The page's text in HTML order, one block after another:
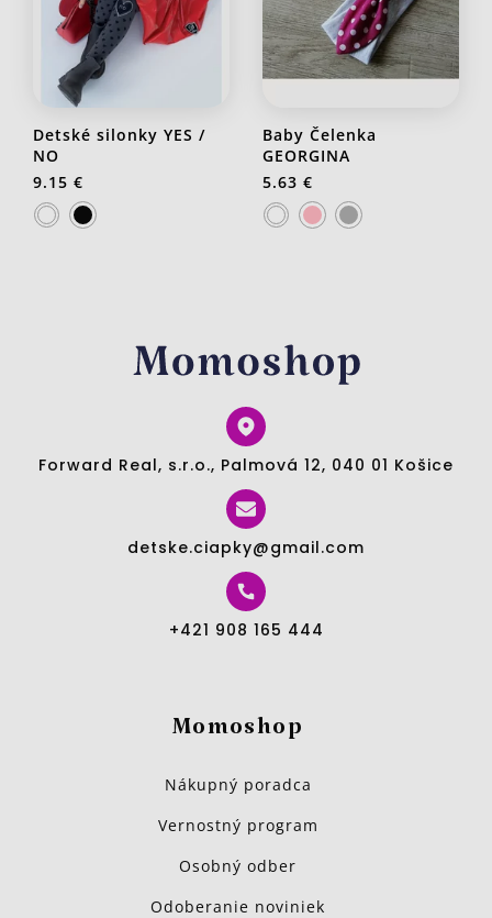
Detské silonky YES /
NO
9.15 €
Baby Čelenka
GEORGINA
5.63 €
Forward Real, s.r.o., Palmová 12, 040 01 Košice
detske.ciapky@gmail.com
+421 908 165 444
Momoshop
Nákupný poradca
Vernostný program
Osobný odber
Odoberanie noviniek